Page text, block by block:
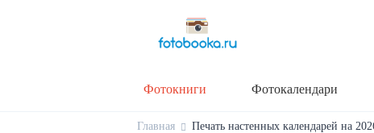
Фотокниги Фотокалендари
Главная Печать настенных календарей на